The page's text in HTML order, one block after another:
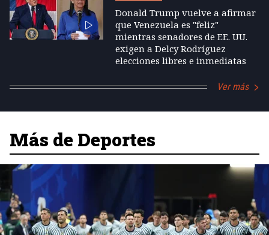
Donald Trump vuelve a afirmar
que Venezuela es "feliz"
mientras senadores de EE. UU.
exigen a Delcy Rodríguez
elecciones libres e inmediatas
Ver más
Más de Deportes